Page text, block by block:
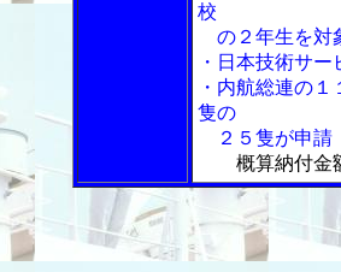
校
の２年生を対
・日本技術サ
・内航総連の
隻の
２５隻が申請
概算納付金